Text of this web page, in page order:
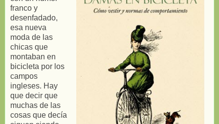
franco y
desenfadado,
esa nueva
moda de las
chicas que
montaban en
bicicleta por los
campos
ingleses. Hay
que decir que
muchas de las
cosas que decía